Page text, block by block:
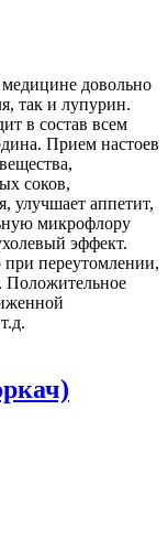
довольно
так и лупурин.
в состав всем
Прием настоев
соков,
улучшает аппетит,
микрофлору
эффект.
переутомлении,
Положительное